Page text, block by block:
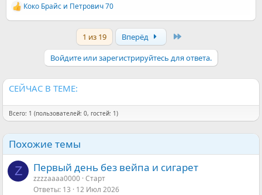
семечки, успокаивающие средства, леденцы, воду, "50
грамм", упрямство, спортивный азарт, "взять на слабо",
вообщем все что может успокоить, отвлечь, остановить.
Р
е
Коко Брайс и Петрович 70
1 из 19 Вперёд
Войдите или зарегистрируйтесь для ответа.
СЕЙЧАС В ТЕМЕ:
Всего: 1 (пользователей: 0, гостей: 1)
Похожие темы
Z Первый день без вейпа и сигарет
zzzzaaaa0000 Старт
Ответы 13 12 Июл 2026